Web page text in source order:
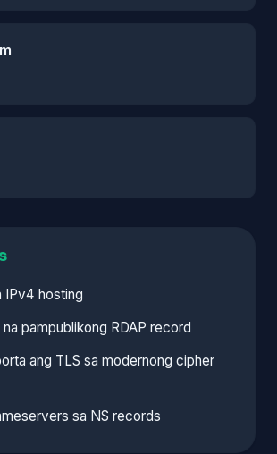
IPv4 hosting
na pampublikong RDAP record
ang TLS sa modernong cipher
sa NS records